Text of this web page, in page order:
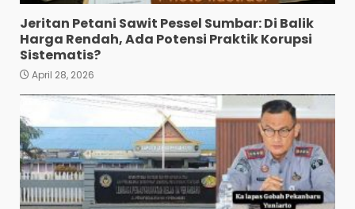
Jeritan Petani Sawit Pessel Sumbar: Di Balik
Harga Rendah, Ada Potensi Praktik Korupsi
Sistematis?
April 28, 2026